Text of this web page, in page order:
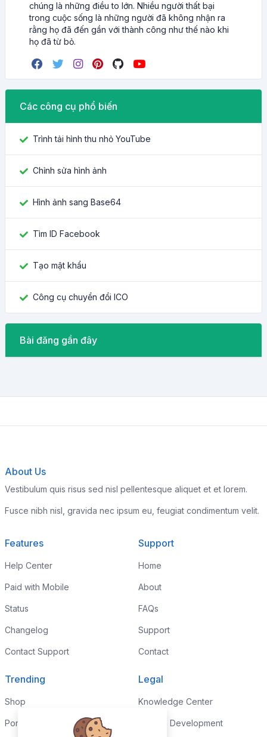
chúng là những điều to lớn. Nhiều người thất bại
trong cuộc sống là những người đã không nhận ra
rằng họ đã đến gần với thành công như thế nào khi
họ đã từ bỏ.
Các công cụ phổ biến
Trình tải hình thu nhỏ YouTube
Chỉnh sửa hình ảnh
Hình ảnh sang Base64
Tìm ID Facebook
Tạo mật khẩu
Công cụ chuyển đổi ICO
Bài đăng gần đây
About Us
Vestibulum quis risus sed nisl pellentesque aliquet et et lorem.
Fusce nibh nisl, gravida nec ipsum eu, feugiat condimentum velit.
Features
Help Center
Paid with Mobile
Status
Changelog
Contact Support
Support
Home
About
FAQs
Support
Contact
Trending
Shop
Portfolio
Legal
Knowledge Center
Custom Development